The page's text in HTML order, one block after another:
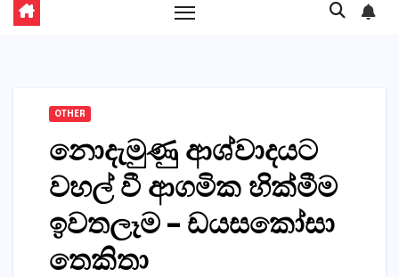
OTHER
නොදැමුණු ආශ්වාදයට
වහල් වී ආගමික හික්මීම
ඉවතලෑම – ඩයසකෝසා
තෙකිතා